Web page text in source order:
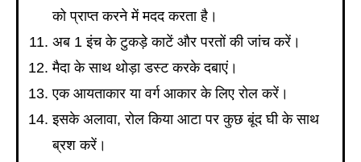
को प्राप्त करने में मदद करता है।
अब 1 इंच के टुकड़े काटें और परतों की जांच करें।
मैदा के साथ थोड़ा डस्ट करके दबाएं।
एक आयताकार या वर्ग आकार के लिए रोल करें।
इसके अलावा, रोल किया आटा पर कुछ बूंद घी के साथ
ब्रश करें।